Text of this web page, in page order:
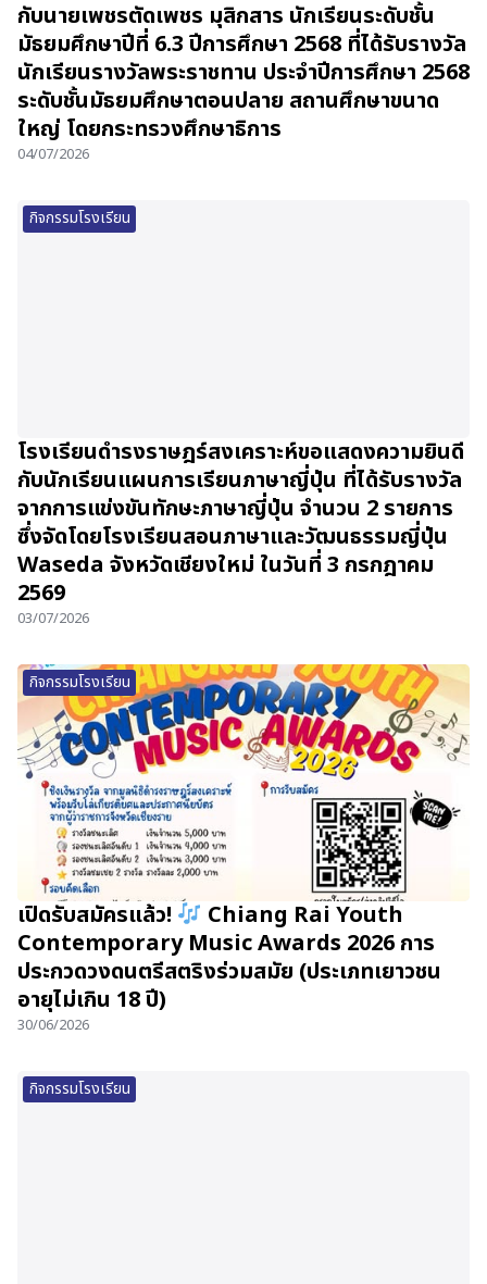
กับนายเพชรตัดเพชร มุสิกสาร นักเรียนระดับชั้น
มัธยมศึกษาปีที่ 6.3 ปีการศึกษา 2568 ที่ได้รับรางวัล
นักเรียนรางวัลพระราชทาน ประจำปีการศึกษา 2568
ระดับชั้นมัธยมศึกษาตอนปลาย สถานศึกษาขนาด
ใหญ่ โดยกระทรวงศึกษาธิการ
04/07/2026
กิจกรรมโรงเรียน
โรงเรียนดำรงราษฎร์สงเคราะห์ขอแสดงความยินดี
กับนักเรียนแผนการเรียนภาษาญี่ปุ่น ที่ได้รับรางวัล
จากการแข่งขันทักษะภาษาญี่ปุ่น จำนวน 2 รายการ
ซึ่งจัดโดยโรงเรียนสอนภาษาและวัฒนธรรมญี่ปุ่น
Waseda จังหวัดเชียงใหม่ ในวันที่ 3 กรกฎาคม
2569
03/07/2026
กิจกรรมโรงเรียน
เปิดรับสมัครแล้ว!
Chiang Rai Youth
Contemporary Music Awards 2026 การ
ประกวดวงดนตรีสตริงร่วมสมัย (ประเภทเยาวชน
อายุไม่เกิน 18 ปี)
30/06/2026
กิจกรรมโรงเรียน